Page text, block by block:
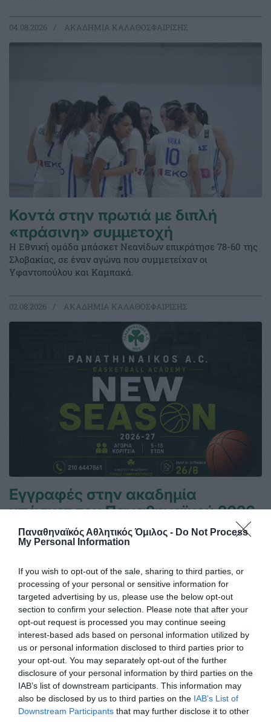
Παναθηναϊκός Αθλητικός Όμιλος - Do Not Process
My Personal Information
If you wish to opt-out of the sale, sharing to third parties, or
processing of your personal or sensitive information for
targeted advertising by us, please use the below opt-out
section to confirm your selection. Please note that after your
opt-out request is processed you may continue seeing
interest-based ads based on personal information utilized by
us or personal information disclosed to third parties prior to
your opt-out. You may separately opt-out of the further
disclosure of your personal information by third parties on the
IAB’s list of downstream participants. This information may
also be disclosed by us to third parties on the IAB’s List of
Downstream Participants that may further disclose it to other
04.08.2026 ΑΚΑΔΗΜΙΑ ΚΑΛΑΘΟΣΦΑΙΡΙΣΗΣ
Κοντά στην πρωτιά με διπλή
«πράσινη» συμμετοχή
Η Εθνική ομάδα μπάσκετ Νεανίδων επικράτησε 78-60 της
Σλοβακίας, σε έναν αγώνα που συμμετείχαν οι
Υφαντοπούλου και Καμπακά.
02.08.2026 ΑΚΑΔΗΜΙΑ ΚΑΛΑΘΟΣΦΑΙΡΙΣΗΣ
Εγγραφές στην ακαδημία
μπάσκετ του Παναθηναϊκού 2026-
27
Η νέα αγωνιστική σεζόν πλησιάζει και η Ακαδημία του
ακόμα μια επιτυχημένη μπασκετική χρονιά!
23.07.2026 ΑΚΑΔΗΜΙΑ ΚΑΛΑΘΟΣΦΑΙΡΙΣΗΣ